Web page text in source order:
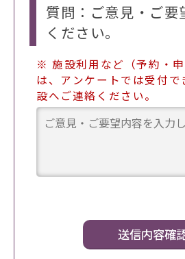
質問：ご意見・ご要
ください。
※ 施設利用など（予約・
は、アンケートでは受付で
設へご連絡ください。